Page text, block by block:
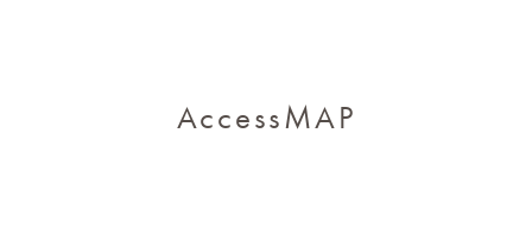
AccessMAP